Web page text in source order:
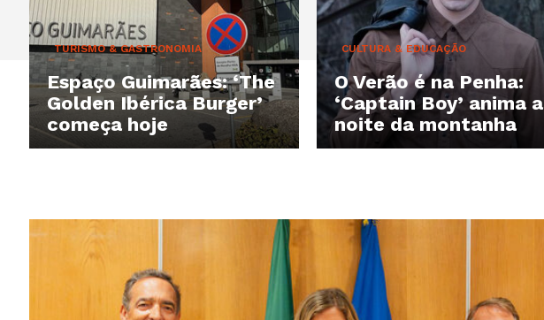
TURISMO & GASTRONOMIA
Espaço Guimarães: ‘The
Golden Ibérica Burger’
começa hoje
CULTURA & EDUCAÇÃO
O Verão é na Penha:
‘Captain Boy’ anima a
noite da montanha